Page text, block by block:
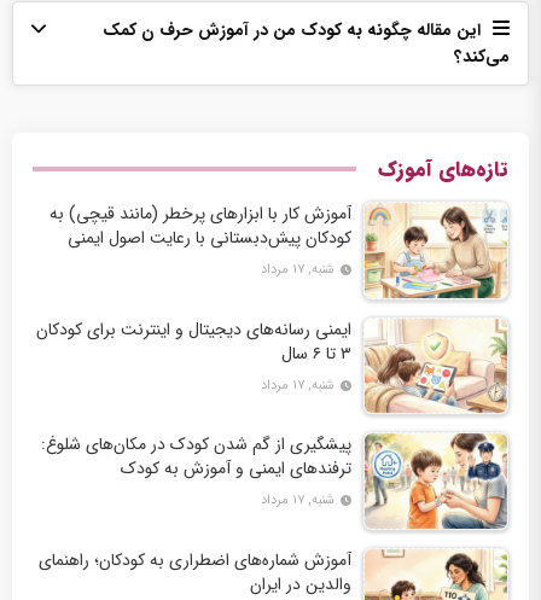
این مقاله چگونه به کودک من در آموزش حرف ن کمک
می‌‌کند؟
تازه‌های آموزک
آموزش کار با ابزارهای پرخطر (مانند قیچی) به
کودکان پیش‌دبستانی با رعایت اصول ایمنی
شنبه, ۱۷ مرداد
ایمنی رسانه‌های دیجیتال و اینترنت برای کودکان
۳ تا ۶ سال
شنبه, ۱۷ مرداد
پیشگیری از گم شدن کودک در مکان‌های شلوغ:
ترفندهای ایمنی و آموزش به کودک
شنبه, ۱۷ مرداد
آموزش شماره‌های اضطراری به کودکان؛ راهنمای
والدین در ایران